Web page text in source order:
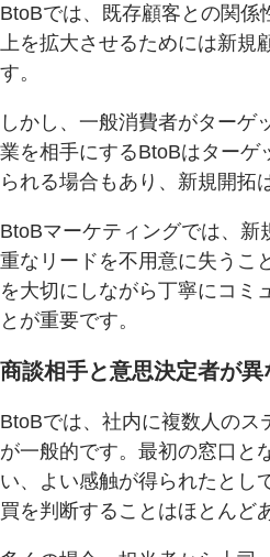
BtoBでは、既存顧客との関係
上を拡大させるためには新規
す。
しかし、一般消費者がターゲ
業を相手にするBtoBはターゲ
られる場合もあり、新規開拓
BtoBマーケティングでは、新
重なリードを不用意に失うこ
を大切にしながら丁寧にコミ
とが重要です。
商談相手と意思決定者が異
BtoBでは、社内に複数人のス
が一般的です。最初の窓口と
い、よい感触が得られたとし
買を判断することはほとんど